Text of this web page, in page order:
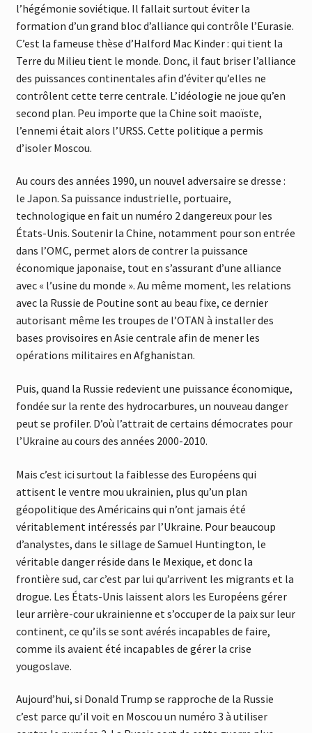
l’hégémonie soviétique. Il fallait surtout éviter la
formation d’un grand bloc d’alliance qui contrôle l’Eurasie.
C’est la fameuse thèse d’Halford Mac Kinder : qui tient la
Terre du Milieu tient le monde. Donc, il faut briser l’alliance
des puissances continentales afin d’éviter qu’elles ne
contrôlent cette terre centrale. L’idéologie ne joue qu’en
second plan. Peu importe que la Chine soit maoïste,
l’ennemi était alors l’URSS. Cette politique a permis
d’isoler Moscou.
Au cours des années 1990, un nouvel adversaire se dresse :
le Japon. Sa puissance industrielle, portuaire,
technologique en fait un numéro 2 dangereux pour les
États-Unis. Soutenir la Chine, notamment pour son entrée
dans l’OMC, permet alors de contrer la puissance
économique japonaise, tout en s’assurant d’une alliance
avec « l’usine du monde ». Au même moment, les relations
avec la Russie de Poutine sont au beau fixe, ce dernier
autorisant même les troupes de l’OTAN à installer des
bases provisoires en Asie centrale afin de mener les
opérations militaires en Afghanistan.
Puis, quand la Russie redevient une puissance économique,
fondée sur la rente des hydrocarbures, un nouveau danger
peut se profiler. D’où l’attrait de certains démocrates pour
l’Ukraine au cours des années 2000-2010.
Mais c’est ici surtout la faiblesse des Européens qui
attisent le ventre mou ukrainien, plus qu’un plan
géopolitique des Américains qui n’ont jamais été
véritablement intéressés par l’Ukraine. Pour beaucoup
d’analystes, dans le sillage de Samuel Huntington, le
véritable danger réside dans le Mexique, et donc la
frontière sud, car c’est par lui qu’arrivent les migrants et la
drogue. Les États-Unis laissent alors les Européens gérer
leur arrière-cour ukrainienne et s’occuper de la paix sur leur
continent, ce qu’ils se sont avérés incapables de faire,
comme ils avaient été incapables de gérer la crise
yougoslave.
Aujourd’hui, si Donald Trump se rapproche de la Russie
c’est parce qu’il voit en Moscou un numéro 3 à utiliser